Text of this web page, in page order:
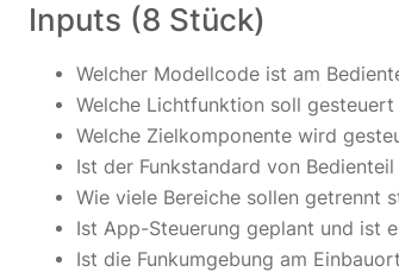
Inputs (8 Stück)
Welcher Modellcode ist am
Welche Lichtfunktion soll gesteuert
Welche Zielkomponente wird
Ist der Funkstandard von
Wie viele Bereiche sollen getrennt
Ist App-Steuerung geplant und ist
Ist die Funkumgebung am